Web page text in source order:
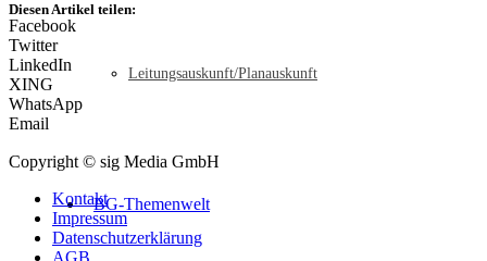
Leitungsauskunft/Planauskunft
BG-Themenwelt
Diesen Artikel teilen:
Facebook
Twitter
LinkedIn
XING
WhatsApp
Email
Copyright © sig Media GmbH
Kontakt
Impressum
Datenschutzerklärung
AGB